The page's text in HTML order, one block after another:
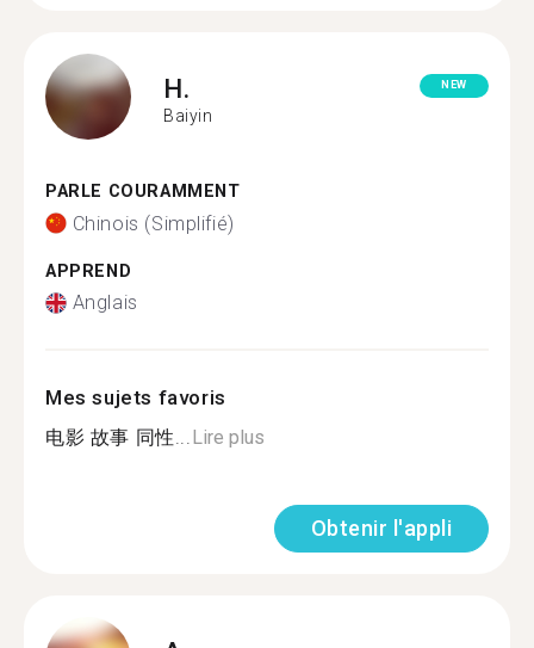
H.
Baiyin
NEW
PARLE COURAMMENT
Chinois (Simplifié)
APPREND
Anglais
Mes sujets favoris
电影 故事 同性...Lire plus
Obtenir l'appli